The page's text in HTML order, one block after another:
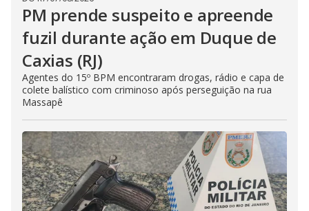
PM prende suspeito e apreende
fuzil durante ação em Duque de
Caxias (RJ)
Agentes do 15º BPM encontraram drogas, rádio e capa de
colete balístico com criminoso após perseguição na rua
Massapê